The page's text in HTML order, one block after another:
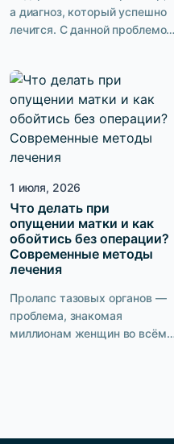
а диагноз, который успешно
лечится. С данной проблемой
женщина в мире. Но говорить
о ней вслух не принято.
Страх, стыд, ощущение
собственной
неполноценности —
мочи переживают целый
спектр неприятных эмоций.
При этом врачи уверяют, что
недержание — это отнюдь не
возрастная норма. […]
1 июля, 2026
Что делать при
опущении матки и как
обойтись без операции?
Современные методы
лечения
Пролапс тазовых органов —
проблема, знакомая
миллионам женщин во всём
операция» — дистанция в